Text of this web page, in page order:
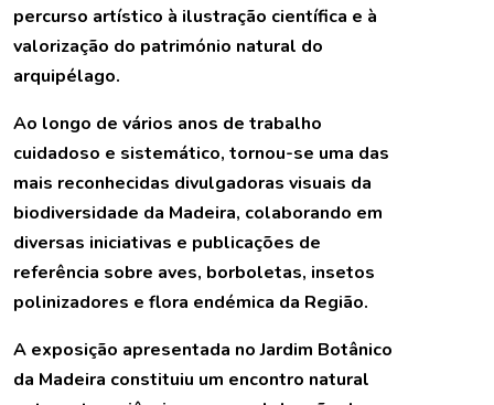
percurso artístico à ilustração científica e à
valorização do património natural do
arquipélago.
Ao longo de vários anos de trabalho
cuidadoso e sistemático, tornou-se uma das
mais reconhecidas divulgadoras visuais da
biodiversidade da Madeira, colaborando em
diversas iniciativas e publicações de
referência sobre aves, borboletas, insetos
polinizadores e flora endémica da Região.
A exposição apresentada no Jardim Botânico
da Madeira constituiu um encontro natural